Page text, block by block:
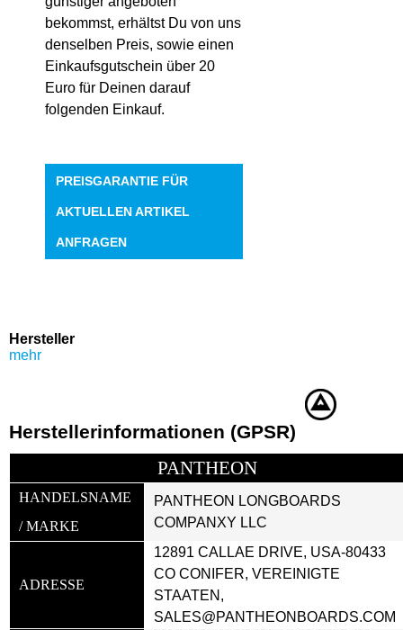
bekommst, erhältst Du von uns
denselben Preis, sowie einen
Einkaufsgutschein über 20
Euro für Deinen darauf
folgenden Einkauf.
PREISGARANTIE FÜR
AKTUELLEN ARTIKEL
ANFRAGEN
Hersteller
mehr
Herstellerinformationen (GPSR)
PANTHEON
HANDELSNAME
/ MARKE
PANTHEON LONGBOARDS
COMPANXY LLC
ADRESSE
12891 CALLAE DRIVE, USA-80433
CO CONIFER, VEREINIGTE
STAATEN,
SALES@PANTHEONBOARDS.COM